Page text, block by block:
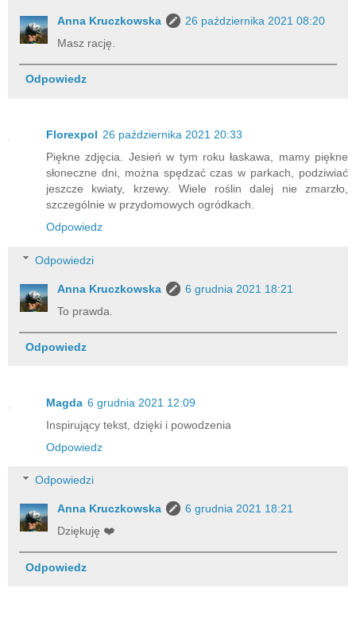
Anna Kruczkowska
26 października 2021 08:20
Masz rację.
Odpowiedz
Florexpol 26 października 2021 20:33
Piękne zdjęcia. Jesień w tym roku łaskawa, mamy piękne
słoneczne dni, można spędzać czas w parkach, podziwiać
jeszcze kwiaty, krzewy. Wiele roślin dalej nie zmarzło,
szczególnie w przydomowych ogródkach.
Odpowiedz
Odpowiedzi
Anna Kruczkowska
6 grudnia 2021 18:21
To prawda.
Odpowiedz
Magda 6 grudnia 2021 12:09
Inspirujący tekst, dzięki i powodzenia
Odpowiedz
Odpowiedzi
Anna Kruczkowska
6 grudnia 2021 18:21
Dziękuję ❤️
Odpowiedz